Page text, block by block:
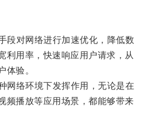
对网络进行加速优化，降低数
利用率，快速响应用户请求，从
体验。
络环境下发挥作用，无论是在
频播放等应用场景，都能够带来